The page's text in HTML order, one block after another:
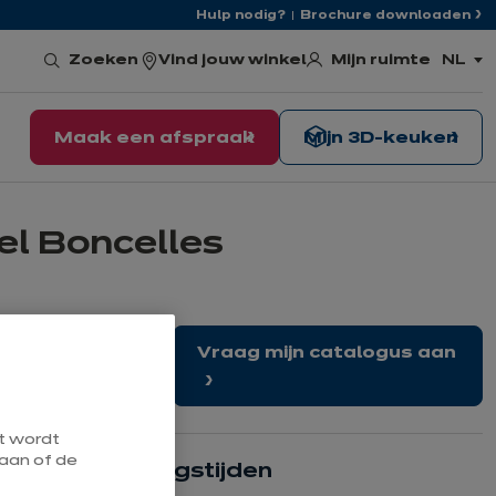
Hulp nodig? Brochure downloaden
Zoeken Vind jouw winkel Mijn ruimte NL
,
taal
Mijn 3D-keuken
Maak een afspraak
Boncelles
Vraag mijn catalogus aan
Onze openingstijden
wordt
of de